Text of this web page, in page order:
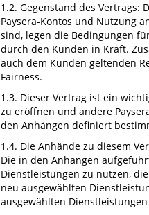
1.2. Gegenstand des Vertrags:
Paysera-Kontos und Nutzung
sind, legen die Bedingungen
durch den Kunden in Kraft.
auch dem Kunden geltenden
Fairness.
1.3. Dieser Vertrag ist ein
zu eröffnen und andere
den Anhängen definiert
1.4. Die Anhände zu diesem
Die in den Anhängen
Dienstleistungen zu nutzen,
neu ausgewählten
ausgewählten